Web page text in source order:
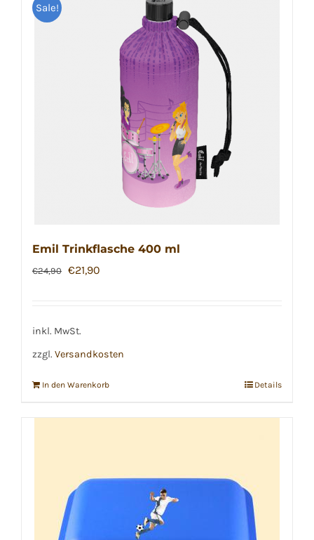
Sale!
Emil Trinkflasche 400 ml
€24,90 Ursprünglicher
€24,90
€21,90
inkl. MwSt.
zzgl. Versandkosten
In den Warenkorb Details